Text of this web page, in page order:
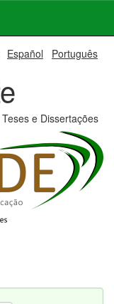
Español Português
e Dissertações